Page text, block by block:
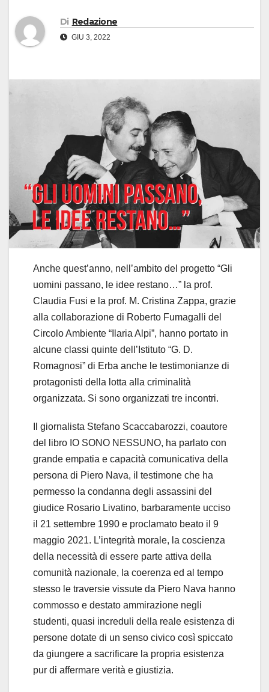
Di Redazione
GIU 3, 2022
Anche quest’anno, nell’ambito del progetto “Gli
uomini passano, le idee restano…” la prof.
Claudia Fusi e la prof. M. Cristina Zappa, grazie
alla collaborazione di Roberto Fumagalli del
Circolo Ambiente “Ilaria Alpi”, hanno portato in
alcune classi quinte dell’Istituto “G. D.
Romagnosi” di Erba anche le testimonianze di
protagonisti della lotta alla criminalità
organizzata. Si sono organizzati tre incontri.
Il giornalista Stefano Scaccabarozzi, coautore
del libro IO SONO NESSUNO, ha parlato con
grande empatia e capacità comunicativa della
persona di Piero Nava, il testimone che ha
permesso la condanna degli assassini del
giudice Rosario Livatino, barbaramente ucciso
il 21 settembre 1990 e proclamato beato il 9
maggio 2021. L’integrità morale, la coscienza
della necessità di essere parte attiva della
comunità nazionale, la coerenza ed al tempo
stesso le traversie vissute da Piero Nava hanno
commosso e destato ammirazione negli
studenti, quasi increduli della reale esistenza di
persone dotate di un senso civico così spiccato
da giungere a sacrificare la propria esistenza
pur di affermare verità e giustizia.